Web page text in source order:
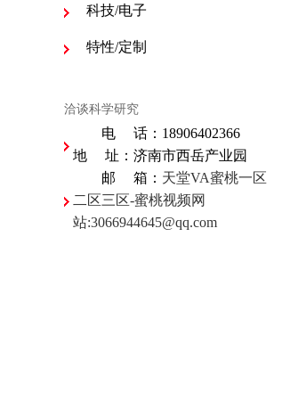
科技/电子
特性/定制
洽谈科学研究
电 话：18906402366
地 址：济南市西岳产业园
邮 箱： 天堂VA蜜桃一区
二区三区-蜜桃视频网
站:3066944645@qq.com